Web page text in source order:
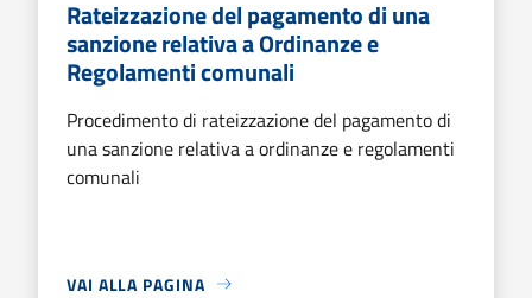
Rateizzazione del pagamento di una
sanzione relativa a Ordinanze e
Regolamenti comunali
Procedimento di rateizzazione del pagamento di
una sanzione relativa a ordinanze e regolamenti
comunali
VAI ALLA PAGINA